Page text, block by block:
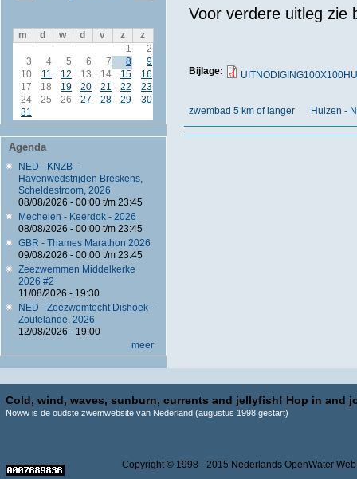
m d w d v z
z
1
2
3
4 5 6 7 8
9
10
11 12 13 14 15
16
17
18 19 20 21 22
23
24
25 26 27 28 29
30
31
Agenda
NED - KNZB -
Havenwedstrijden Breskens,
Scheldestroom, 2026
08/08/2026 - 00:00t/m 23:45
Mechelen - Keerdok - 2026
08/08/2026 - 00:00t/m 23:45
GBR - Thames Marathon 2026
09/08/2026 - 00:00t/m 23:45
Zeezwemmen Middelkerke
2026 #2
11/08/2026 - 19:30
NED - Zeezwemtocht Dishoek -
Zoutelande, 2026
12/08/2026 - 19:00
meer
Voor verdere uitleg zie
Bijlage:
zwembad 5 km of langer Huizen -
Cold, wind, waves, sunburn, currents and jellyfish! Hop in and
Noww is de oudste zwemwebsite van Nederland (augustus 1998 gestart)
Copyright © 1998 - 2015 Nederlands OpenWater